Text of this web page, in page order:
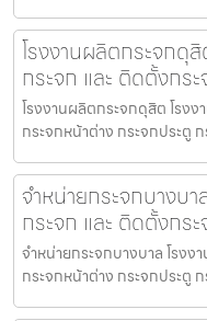
โรงงานผลิตกระจกดุ
กระจก และ ติดตั้งกร
โรงงานผลิตกระจกดุสิต โรง
กระจกหน้าต่าง กระจกประตู
จำหน่ายกระจกบางบ
กระจก และ ติดตั้งกร
จำหน่ายกระจกบางบาล โรงง
กระจกหน้าต่าง กระจกประตู